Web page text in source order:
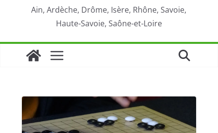
Ain, Ardèche, Drôme, Isère, Rhône, Savoie,
Haute-Savoie, Saône-et-Loire